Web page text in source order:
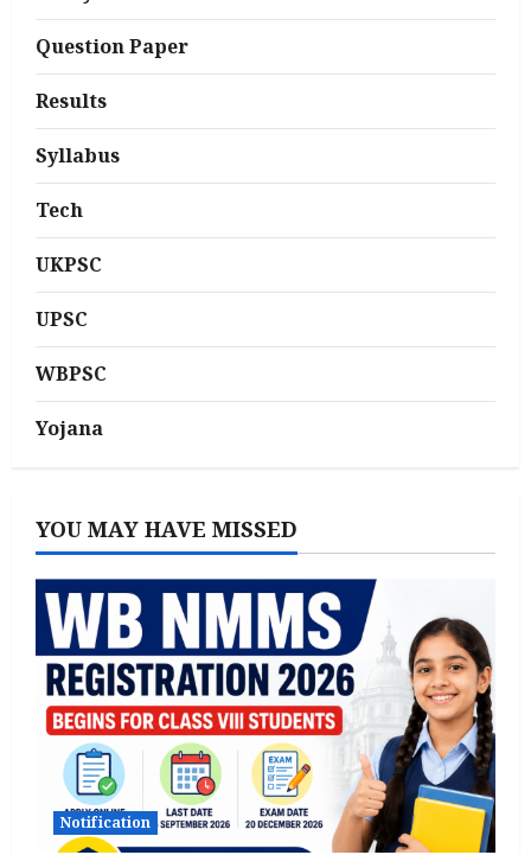
Question Paper
Results
Syllabus
Tech
UKPSC
UPSC
WBPSC
Yojana
YOU MAY HAVE MISSED
Notification